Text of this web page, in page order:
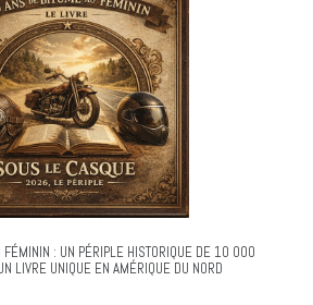
: UN PÉRIPLE HISTORIQUE DE 10 000
LIVRE UNIQUE EN AMÉRIQUE DU NORD